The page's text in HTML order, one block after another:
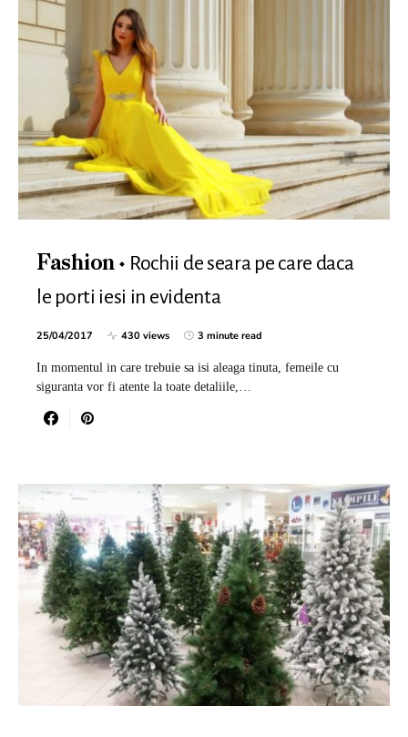
Fashion
Rochii de seara pe care daca
le porti iesi in evidenta
25/04/2017 430 views 3 minute read
In momentul in care trebuie sa isi aleaga tinuta, femeile cu
siguranta vor fi atente la toate detaliile,…